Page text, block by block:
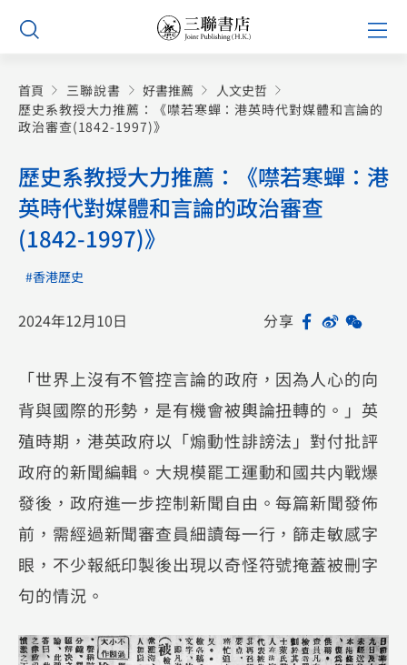
Skip
首頁 三聯說書 好書推薦
人文史哲
歷史系教授大力推薦：《噤若寒蟬：港英時代對媒體和言論的
政治審查(1842-1997)》
歷史系教授大力推薦：《噤若寒蟬：港
英時代對媒體和言論的政治審查
(1842-1997)》
#香港歷史
2024年12月10日 分享 Facebook
Sina
「世界上沒有不管控言論的政府，因為人心的向
背與國際的形勢，是有機會被輿論扭轉的。」英
殖時期，港英政府以「煽動性誹謗法」對付批評
政府的新聞編輯。大規模罷工運動和國共内戰爆
發後，政府進一步控制新聞自由。每篇新聞發佈
前，需經過新聞審查員細讀每一行，篩走敏感字
眼，不少報紙印製後出現以奇怪符號掩蓋被刪字
句的情況。